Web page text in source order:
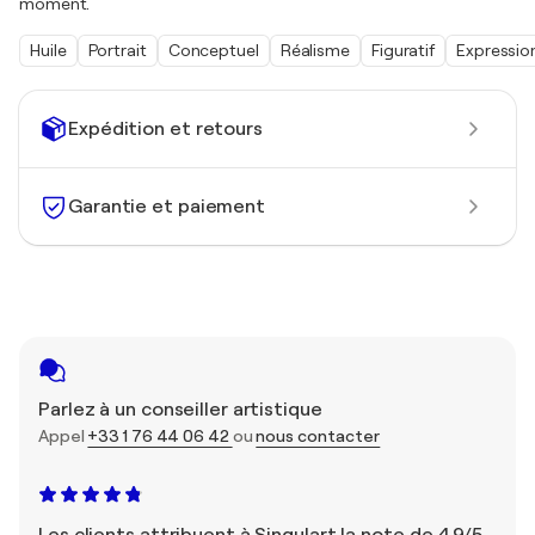
Expédition et retours
Garantie et paiement
Parlez à un conseiller artistique
Appel +33 1 76 44 06 42 ounous contacter
Huile Portrait Conceptuel Réalisme Figuratif